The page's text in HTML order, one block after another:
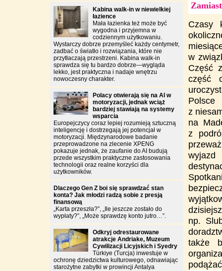
Czasy
w
Część
część
z
na
z
np.
także
Kabina walk-in w niewielkiej
łazience
Mała łazienka też może być
wygodna i przyjemna w
codziennym użytkowaniu.
Wystarczy dobrze przemyśleć każdy centymetr,
zadbać o światło i rozwiązania, które nie
przytłaczają przestrzeni. Kabina walk-in
sprawdza się tu bardzo dobrze—wygląda
lekko, jest praktyczna i nadaje wnętrzu
nowoczesny charakter.
Polacy otwierają się na AI w
motoryzacji, jednak wciąż
bardziej stawiają na systemy
wsparcia
Europejczycy coraz lepiej rozumieją sztuczną
inteligencję i dostrzegają jej potencjał w
motoryzacji. Międzynarodowe badanie
przeprowadzone na zlecenie XPENG
pokazuje jednak, że zaufanie do AI budują
przede wszystkim praktyczne zastosowania
technologii oraz realne korzyści dla
użytkowników.
Dlaczego Gen Z boi się sprawdzać stan
konta? Jak młodzi radzą sobie z presją
finansową
„Karta przeszła?”, „Ile jeszcze zostało do
wypłaty?”, „Może sprawdzę konto jutro…”.
Odkryj odrestaurowane
atrakcje Andriake, Muzeum
Cywilizacji Licyjskich i Syedry
Türkiye (Turcja) inwestuje w
ochronę dziedzictwa kulturowego, odnawiając
starożytne zabytki w prowincji Antalya